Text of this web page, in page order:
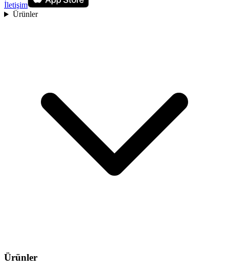
İletişim
Ürünler
Ürünler